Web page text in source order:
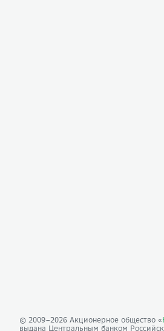
© 2009–2026 Акционерное общество «
выдана Центральным банком